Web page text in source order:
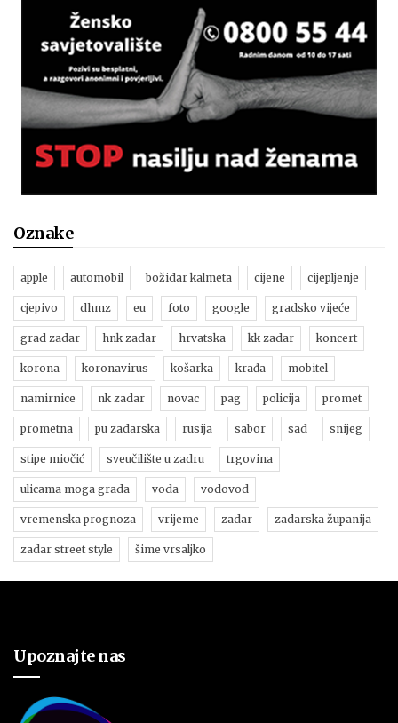
Oznake
apple automobil božidar kalmeta cijene cijepljenje
cjepivo dhmz eu foto google gradsko vijeće
grad zadar hnk zadar hrvatska kk zadar koncert
korona koronavirus košarka krađa mobitel
namirnice nk zadar novac pag policija promet
prometna pu zadarska rusija sabor sad snijeg
stipe miočić sveučilište u zadru trgovina
ulicama moga grada voda vodovod
vremenska prognoza vrijeme zadar zadarska županija
zadar street style šime vrsaljko
Upoznajte nas